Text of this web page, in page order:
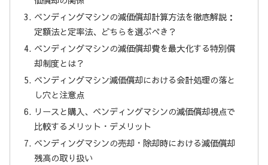
ベンディングマシンの減価償却計算方法を徹底解説：
定額法と定率法、どちらを選ぶべき？
ベンディングマシンの減価償却費を最大化する特別償
却制度とは？
ベンディングマシン減価償却における会計処理の落と
し穴と注意点
リースと購入、ベンディングマシンの減価償却視点で
比較するメリット・デメリット
ベンディングマシンの売却・除却時における減価償却
残高の取り扱い